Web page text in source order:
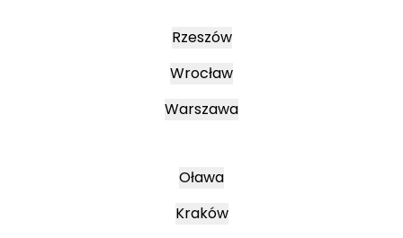
Rzeszów
Wrocław
Warszawa
Oława
Kraków